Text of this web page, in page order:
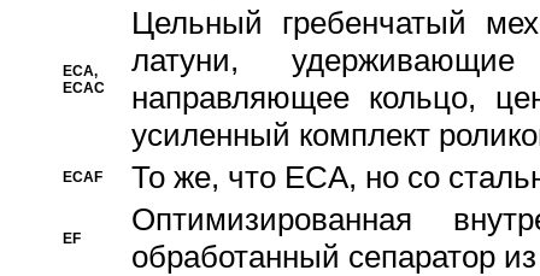
ECA,
ECAC
Цельный гребенчатый
латуни,
направляющее кольцо,
усиленный комплект
ECAF То же, что ECA, но со
EF
Оптимизированная
обработанный сепаратор